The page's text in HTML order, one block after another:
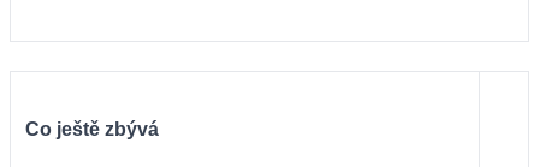
Co ještě zbývá